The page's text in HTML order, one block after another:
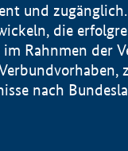
und
die
Rahnmen der
nach